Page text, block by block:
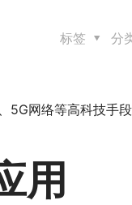
分
标签
5G网络等高科技手段
用